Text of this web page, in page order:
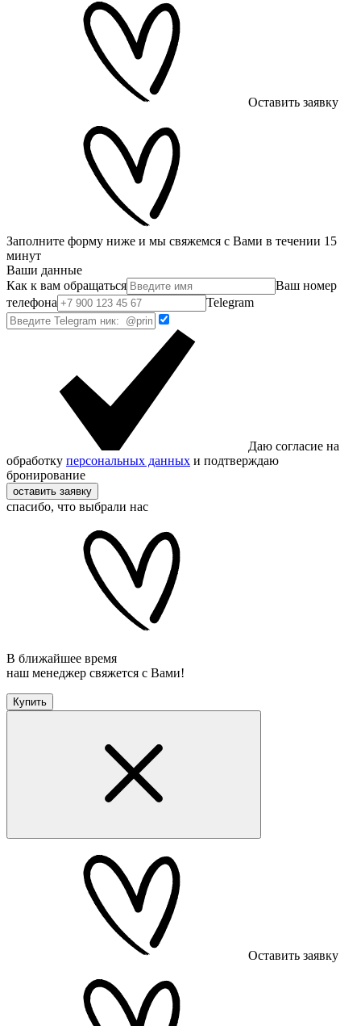
Оставить заявку
Заполните форму ниже и мы свяжемся с Вами в течении 15
минут
Ваши данные
Как к вам обращаться
Ваш номер
телефона
Telegram
Даю согласие на
обработку персональных данных и подтверждаю
бронирование
оставить заявку
спасибо, что выбрали нас
В ближайшее время
наш менеджер свяжется с Вами!
Купить
Оставить заявку